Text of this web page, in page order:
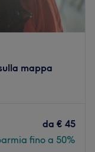
fermata
preparato si
e
altamente
nella
mappa
da € 45
fino a 50%